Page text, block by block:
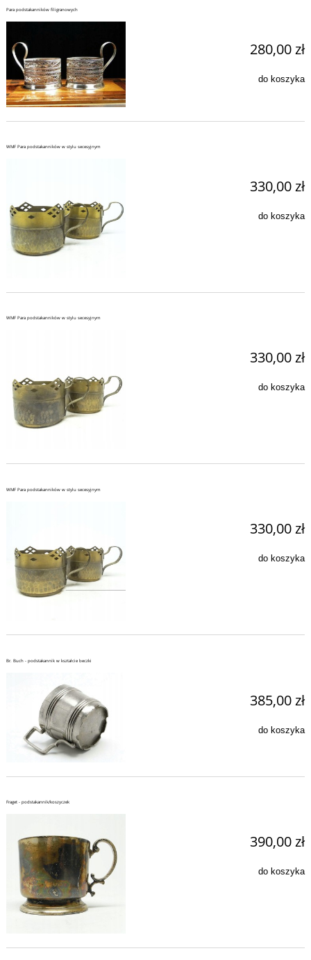
Para podstakanników filigranowych
280,00 zł
do koszyka
WMF Para podstakanników w stylu secesyjnym
330,00 zł
do koszyka
WMF Para podstakanników w stylu secesyjnym
330,00 zł
do koszyka
WMF Para podstakanników w stylu secesyjnym
330,00 zł
do koszyka
Br. Buch - podstakannik w kształcie beczki
385,00 zł
do koszyka
Fraget - podstakannik/koszyczek
390,00 zł
do koszyka